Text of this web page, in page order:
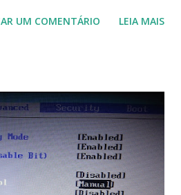
coleção contém mais de 8.000
UM COMENTÁRIO LEIA MAIS